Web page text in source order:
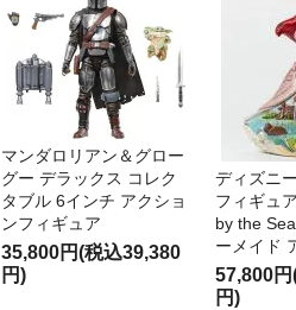
マンダロリアン＆グロー
グー デラックス コレク
タブル 6インチ アクショ
ンフィギュア
35,800円(税込39,380
円)
ディズニ
フィギュ
by the
ーメイド
57,800
円)